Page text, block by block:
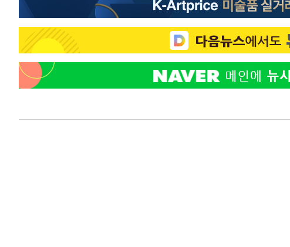
-10836초 전 >
[속보]경찰·노동부, HL만도 평택사업장 끼임 사망 관련 압수수색
압수수색
-10472초 전 > [속보]원·달러 환율, 오전 9시 1423.8원
-10268초 전 >[속보]삼성전자·SK하이닉스 동반 강보합…1%대 상승 출발
-10254초 전 >
[속보]코스닥, 5.95포인트(0.74%) 상승한 807.62개장
-10222초 전 >[속보]코스피, 6300선 재탈환…1.09% 오른 6365.07 개장
-6685초 전 >입추에도 극한더위…서울 낮 39도 '폭염중대경보'